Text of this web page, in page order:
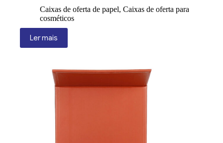
Caixas de oferta de papel, Caixas de oferta para
cosméticos
Ler mais